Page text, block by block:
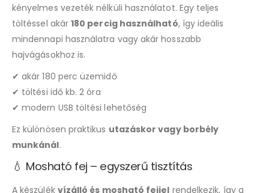
kényelmes vezeték nélküli használatot. Egy teljes
töltéssel akár180 percig használható, így ideális
mindennapi használatra vagy akár hosszabb
hajvágásokhoz is.
✔ akár 180 perc üzemidő
✔ töltési idő kb. 2 óra
✔ modern USB töltési lehetőség
Ez különösen praktikus utazáskor vagy borbély
munkánál.
💧 Mosható fej – egyszerű tisztítás
A készülék vízálló és mosható fejjel rendelkezik, így a